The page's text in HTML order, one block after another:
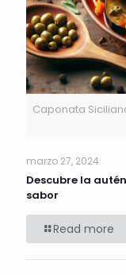
Caponata
marzo 27, 2024
Descubre la
sabor
Read more